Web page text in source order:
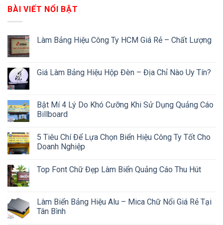
BÀI VIẾT NỔI BẬT
Làm Bảng Hiệu Công Ty HCM Giá Rẻ – Chất Lượng
Giá Làm Bảng Hiệu Hộp Đèn – Địa Chỉ Nào Uy Tín?
Bật Mí 4 Lý Do Khó Cưỡng Khi Sử Dụng Quảng Cáo
Billboard
5 Tiêu Chí Để Lựa Chọn Biển Hiệu Công Ty Tốt Cho
Doanh Nghiệp
Top Font Chữ Đẹp Làm Biển Quảng Cáo Thu Hút
Làm Biển Bảng Hiệu Alu – Mica Chữ Nổi Giá Rẻ Tại
Tân Bình